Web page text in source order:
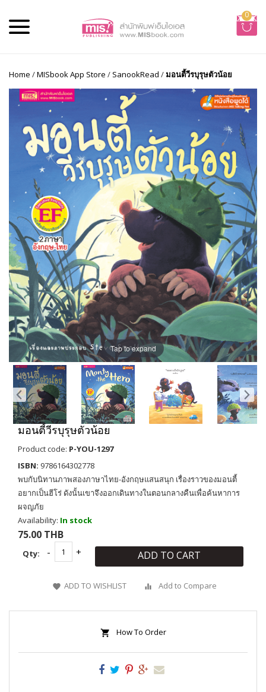
0
Home /MISbook App Store / SanookRead /มอนตี้วีรบุรุษตัวน้อย
Tap to expand
มอนตี้วีรบุรุษตัวน้อย
Product code: P-YOU-1297
ISBN: 9786164302778
พบกับนิทานภาพสองภาษาไทย-อังกฤษแสนสนุก เรื่องราวของมอนตี้
อยากเป็นฮีโร่ ดังนั้นเขาจึงออกเดินทางในตอนกลางคืนเพื่อค้นหาการ
ผจญภัย
Availability: In stock
75.00 THB
Qty: ADD TO CART
ADD TO WISHLIST Add to Compare
How To Order